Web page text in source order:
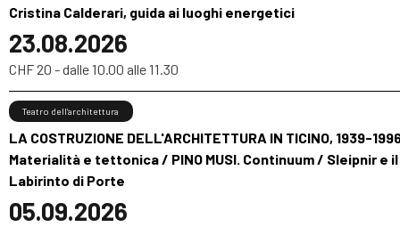
Cristina Calderari, guida ai luoghi energetici
23.08.2026
CHF 20 - dalle 10.00 alle 11.30
LA COSTRUZIONE DELL'ARCHITETTURA IN TICINO, 1939-
Materialità e tettonica / PINO MUSI. Continuum / Sleipnir e il
Labirinto di Porte
05.09.2026
Teatro dell’architettura